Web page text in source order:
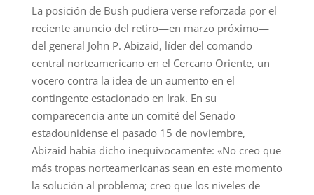
La posición de Bush pudiera verse reforzada por el
reciente anuncio del retiro—en marzo próximo—
del general John P. Abizaid, líder del comando
central norteamericano en el Cercano Oriente, un
vocero contra la idea de un aumento en el
contingente estacionado en Irak. En su
comparecencia ante un comité del Senado
estadounidense el pasado 15 de noviembre,
Abizaid había dicho inequívocamente: «No creo que
más tropas norteamericanas sean en este momento
la solución al problema; creo que los niveles de